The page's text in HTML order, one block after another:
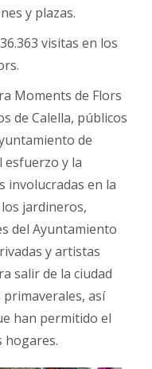
y plazas.
visitas en los
Moments de Flors
de Calella, públicos
de
esfuerzo y la
involucradas en la
jardineros,
del Ayuntamiento
y artistas
salir de la ciudad
así
han permitido el
hogares.